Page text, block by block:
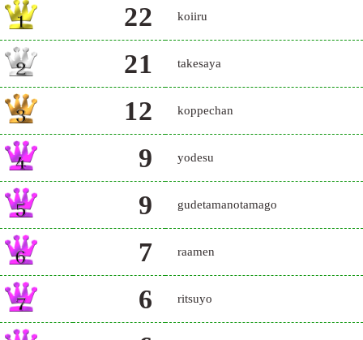
22 koiiru
21 takesaya
12 koppechan
9 yodesu
9 gudetamanotamago
7 raamen
6 ritsuyo